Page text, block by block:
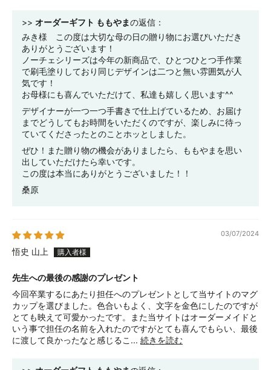
>> オーダーギフト ももやまの返信：
みき様 この度は大切な母の日の贈り物にお選びいただき
ありがとうございます！
ノーチェシリーズは今年の新商品で、ひとつひとつ手作業
で刷毛塗りしており同じデザインは二つと無い雰囲気が人
気です！
お母様にも喜んでいただけて、私達も嬉しく思います^^
デザイナーが一つ一つ手書きで仕上げているため、お届け
までどうしてもお時間をいただくのですが、楽しみに待っ
ていてくださったとのことホッとしました。
ぜひ！また贈り物の機会がありましたら、ももやまを思い
出していただけたら幸いです。
この度は本当にありがとうございました！！
桑原
03/07/2024
悟史 山上
先生への最後の感謝のプレゼント
今回卒業するにあたり担任へのプレゼントとして当サイトのマグ
カップを選びました。色合いもよく、文字を金色にしたのですが
とても映えて可愛かったです。また当サイトはオーダーメイドと
いう事で担任の名前を入れたのですがとても喜んでもらい、最後
に渡して良かったなと感じるこ... 続きを読む